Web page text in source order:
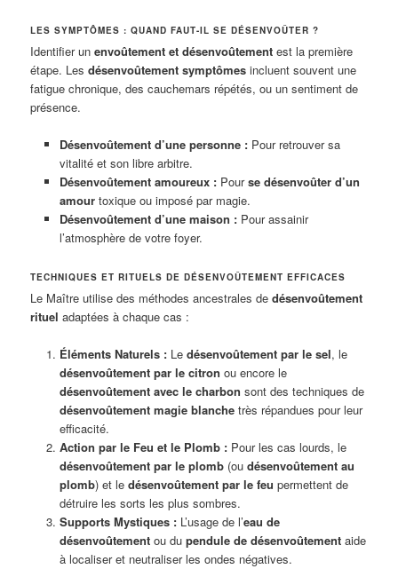
LES SYMPTÔMES : QUAND FAUT-IL SE DÉSENVOÛTER ?
Identifier unenvoûtement et désenvoûtement est la première
étape. Lesdésenvoûtement symptômes incluent souvent une
fatigue chronique, des cauchemars répétés, ou un sentiment de
présence.
Désenvoûtement d’une personne :Pour retrouver sa
vitalité et son libre arbitre.
Désenvoûtement amoureux :Pourse désenvoûter d’un
amourtoxique ou imposé par magie.
Désenvoûtement d’une maison :Pour assainir
l’atmosphère de votre foyer.
TECHNIQUES ET RITUELS DE DÉSENVOÛTEMENT EFFICACES
Le Maître utilise des méthodes ancestrales dedésenvoûtement
rituel adaptées à chaque cas :
Éléments Naturels :Le désenvoûtement par le sel, le
désenvoûtement par le citron ou encore le
désenvoûtement avec le charbon sont des techniques de
désenvoûtement magie blanchetrès répandues pour leur
efficacité.
Action par le Feu et le Plomb :Pour les cas lourds, le
désenvoûtement par le plomb(ou désenvoûtement au
plomb) et le désenvoûtement par le feu permettent de
détruire les sorts les plus sombres.
Supports Mystiques :L’usage de l’eau de
désenvoûtementou du pendule de désenvoûtementaide
à localiser et neutraliser les ondes négatives.